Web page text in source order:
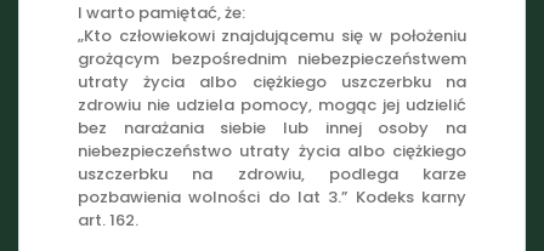
I warto pamiętać, że:
„Kto człowiekowi znajdującemu się w położeniu
grożącym bezpośrednim niebezpieczeństwem
utraty życia albo ciężkiego uszczerbku na
zdrowiu nie udziela pomocy, mogąc jej udzielić
bez narażania siebie lub innej osoby na
niebezpieczeństwo utraty życia albo ciężkiego
uszczerbku na zdrowiu, podlega karze
pozbawienia wolności do lat 3.” Kodeks karny
art. 162.